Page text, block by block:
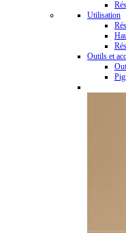
Utilisation
Outils et